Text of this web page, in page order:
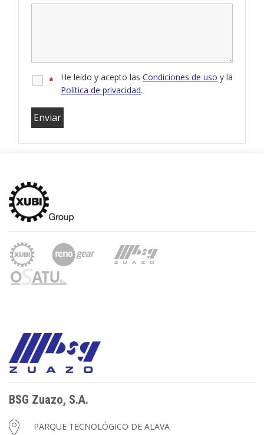
* He leído y acepto las Condiciones de uso y la
Política de privacidad.
BSG Zuazo, S.A.
PARQUE TECNOLÓGICO DE ALAVA